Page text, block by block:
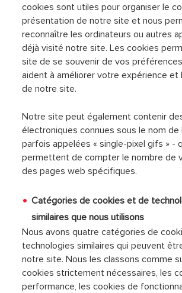
cookies sont utiles pour organiser le
présentation de notre site et nous
reconnaître les ordinateurs ou autres
déjà visité notre site. Les cookies
site de se souvenir de vos
aident à améliorer votre expérience et
de notre site.
Notre site peut également contenir
électroniques connues sous le nom
parfois appelées « single-pixel gifs » -
permettent de compter le nombre de
des pages web spécifiques.
Catégories de cookies et de
similaires que nous utilisons
Nous avons quatre catégories de
technologies similaires qui peuvent
notre site. Nous les classons comme
cookies strictement nécessaires, les
performance, les cookies de